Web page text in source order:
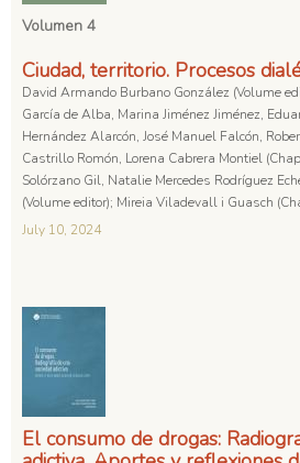
Volumen 4
Ciudad, territorio. Procesos
David Armando Burbano González (Volume
García de Alba, Marina Jiménez Jiménez,
Hernández Alarcón, José Manuel Falcón,
Castrillo Romón, Lorena Cabrera Montiel
Solórzano Gil, Natalie Mercedes Rodríguez
(Volume editor); Mireia Viladevall i Guasch
July 10, 2024
El consumo de drogas: